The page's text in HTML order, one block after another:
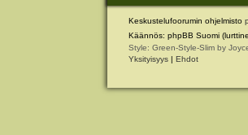
Keskustelufoorumin ohjelmisto
Käännös: phpBB Suomi
Style: Green-Style-Slim by
Yksityisyys | Ehdot